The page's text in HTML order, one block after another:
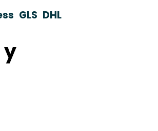
GLS DHL
y